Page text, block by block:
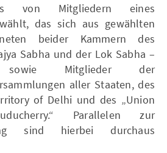
von Mitgliedern eines
das sich aus gewählten
beider Kammern des
Sabha und der Lok Sabha –
sowie Mitglieder der
aller Staaten, des
of Delhi und des „Union
Parallelen zur
sind hierbei durchaus